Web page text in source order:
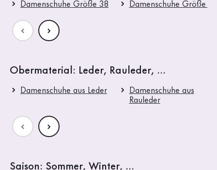
Damenschuhe Größe 38 Damenschuhe Größe
Obermaterial: Leder, Rauleder, ...
Damenschuhe aus Leder
Damenschuhe aus
Rauleder
Saison: Sommer, Winter, ...